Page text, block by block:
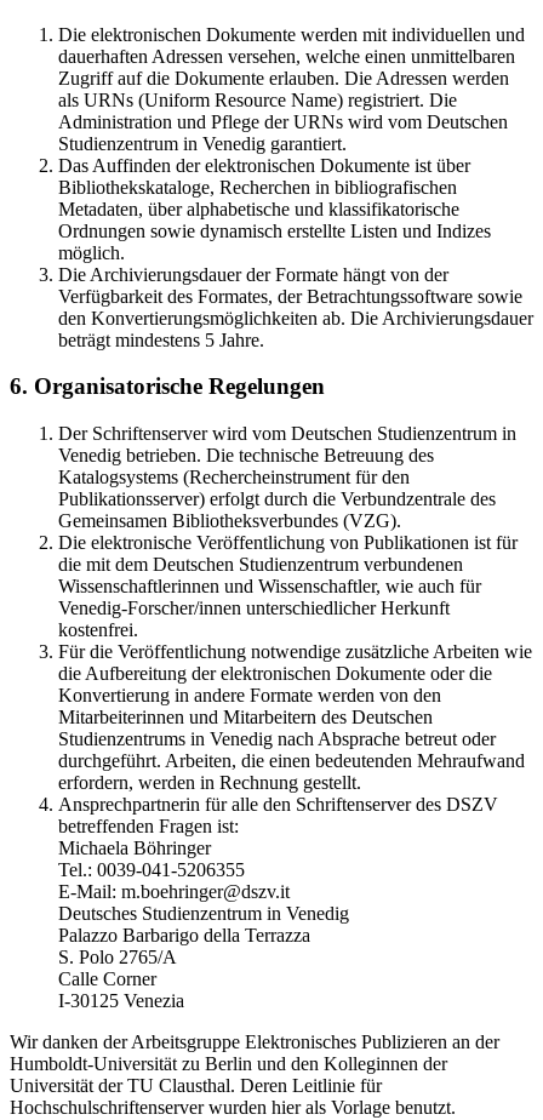
Die elektronischen Dokumente werden mit individuellen und
dauerhaften Adressen versehen, welche einen unmittelbaren
Zugriff auf die Dokumente erlauben. Die Adressen werden
als URNs (Uniform Resource Name) registriert. Die
Administration und Pflege der URNs wird vom Deutschen
Studienzentrum in Venedig garantiert.
Das Auffinden der elektronischen Dokumente ist über
Bibliothekskataloge, Recherchen in bibliografischen
Metadaten, über alphabetische und klassifikatorische
Ordnungen sowie dynamisch erstellte Listen und Indizes
möglich.
Die Archivierungsdauer der Formate hängt von der
Verfügbarkeit des Formates, der Betrachtungssoftware sowie
den Konvertierungsmöglichkeiten ab. Die Archivierungsdauer
beträgt mindestens 5 Jahre.
6. Organisatorische Regelungen
Der Schriftenserver wird vom Deutschen Studienzentrum in
Venedig betrieben. Die technische Betreuung des
Katalogsystems (Rechercheinstrument für den
Publikationsserver) erfolgt durch die Verbundzentrale des
Gemeinsamen Bibliotheksverbundes (VZG).
Die elektronische Veröffentlichung von Publikationen ist für
die mit dem Deutschen Studienzentrum verbundenen
Wissenschaftlerinnen und Wissenschaftler, wie auch für
Venedig-Forscher/innen unterschiedlicher Herkunft
kostenfrei.
Für die Veröffentlichung notwendige zusätzliche Arbeiten wie
die Aufbereitung der elektronischen Dokumente oder die
Konvertierung in andere Formate werden von den
Mitarbeiterinnen und Mitarbeitern des Deutschen
Studienzentrums in Venedig nach Absprache betreut oder
durchgeführt. Arbeiten, die einen bedeutenden Mehraufwand
erfordern, werden in Rechnung gestellt.
Ansprechpartnerin für alle den Schriftenserver des DSZV
betreffenden Fragen ist:
Michaela Böhringer
Tel.: 0039-041-5206355
E-Mail: m.boehringer@dszv.it
Deutsches Studienzentrum in Venedig
Palazzo Barbarigo della Terrazza
S. Polo 2765/A
Calle Corner
I-30125 Venezia
Wir danken der Arbeitsgruppe Elektronisches Publizieren an der
Humboldt-Universität zu Berlin und den Kolleginnen der
Universität der TU Clausthal. Deren Leitlinie für
Hochschulschriftenserver wurden hier als Vorlage benutzt.